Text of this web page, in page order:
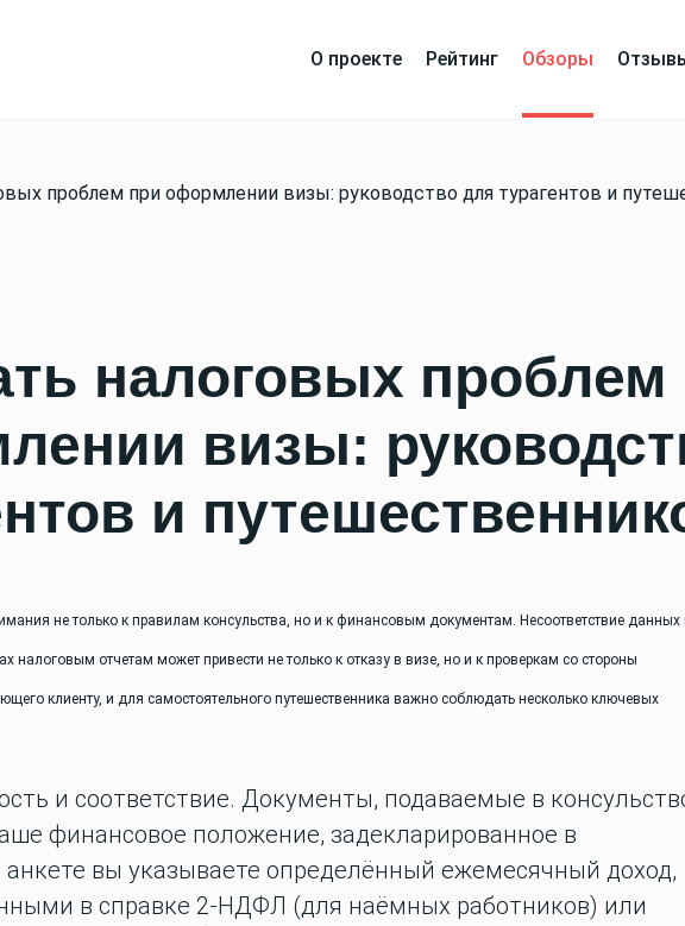
О проекте Рейтинг Обзоры
проблем при оформлении визы: руководство для турагентов и
налоговых проблем
визы:
и
не только к правилам консульства, но и к финансовым документам. Несоответствие данных
налоговым отчетам может привести не только к отказу в визе, но и к проверкам со стороны
клиенту, и для самостоятельного путешественника важно соблюдать несколько ключевых
и соответствие. Документы, подаваемые в
финансовое положение, задекларированное в
анкете вы указываете определённый ежемесячный доход,
в справке 2-НДФЛ (для наёмных работников) или